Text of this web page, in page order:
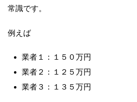
常識です。
例えば
業者１：１５０万円
業者２：１２５万円
業者３：１３５万円